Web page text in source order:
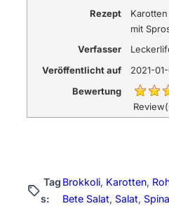
Rezept
mit
Verfasser
Veröffentlicht auf
2021-
Bewertung
Tag
s:
Brokkoli, Karotten,
Bete Salat, Salat,